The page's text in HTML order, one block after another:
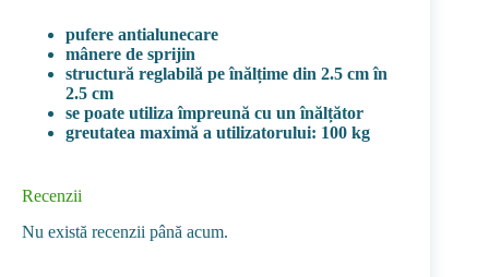
pufere antialunecare
mânere de sprijin
structură reglabilă pe înălțime din 2.5 cm în
2.5 cm
se poate utiliza împreună cu un înălțător
greutatea maximă a utilizatorului: 100 kg
Recenzii
Nu există recenzii până acum.